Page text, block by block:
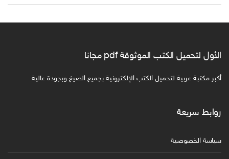
الأول لتحميل الكتب الموثوقة pdf مجانا
أكبر مكتبة عربية لتحميل الكتب الإلكترونية بجميع الصيغ وبجودة عالية
روابط سريعة
سياسة الخصوصية